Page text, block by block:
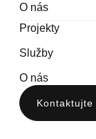
O nás
Projekty
Služby
O nás
Kontaktujte